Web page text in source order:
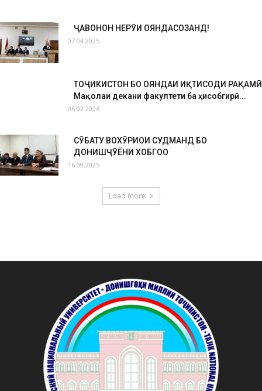
ҶАВОНОН НЕРӮИ ОЯНДАСОЗАНД!
07.04.2025
ТОҶИКИСТОН БО ОЯНДАИ ИҚТИСОДИ РАҚАМӢ
Мақолаи декани факултети ба ҳисобгирӣ...
05.02.2026
СӮҲБАТУ ВОХӮРИҲОИ СУДМАНД БО
ДОНИШҶӮЁНИ ХОБГОҲҲО
16.09.2025
Load more